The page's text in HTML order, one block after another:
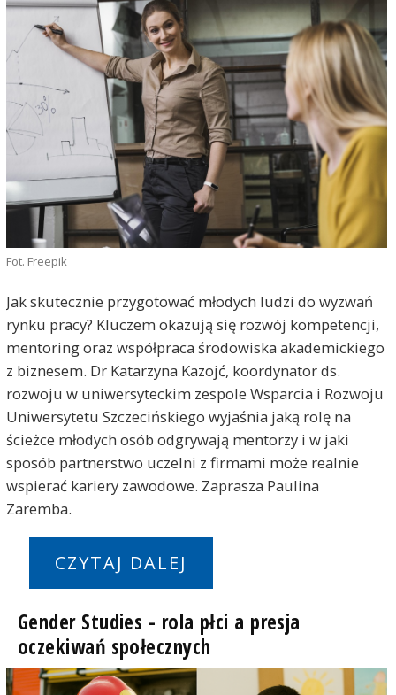
Fot. Freepik
Jak skutecznie przygotować młodych ludzi do wyzwań
rynku pracy? Kluczem okazują się rozwój kompetencji,
mentoring oraz współpraca środowiska akademickiego
z biznesem. Dr Katarzyna Kazojć, koordynator ds.
rozwoju w uniwersyteckim zespole Wsparcia i Rozwoju
Uniwersytetu Szczecińskiego wyjaśnia jaką rolę na
ścieżce młodych osób odgrywają mentorzy i w jaki
sposób partnerstwo uczelni z firmami może realnie
wspierać kariery zawodowe. Zaprasza Paulina
Zaremba.
CZYTAJ DALEJ
Gender Studies - rola płci a presja
oczekiwań społecznych